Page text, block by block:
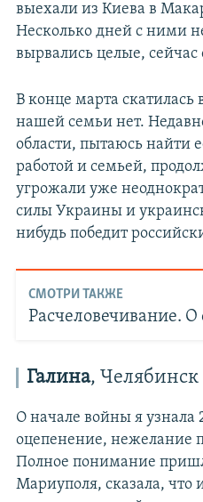
выехали из Киева в
Несколько дней с ними
вырвались целые, сейчас
В конце марта скатилась
нашей семьи нет.
области, пытаюсь найти
работой и семьей,
угрожали уже
силы Украины и
нибудь победит
СМОТРИ ТАКЖЕ
Расчеловечивание.
Галина, Челябинск
О начале войны я узнала
оцепенение, нежелание
Полное понимание
Мариуполя, сказала, что